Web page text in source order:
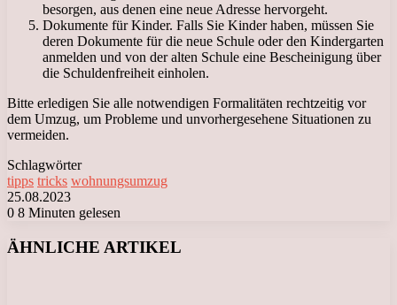
besorgen, aus denen eine neue Adresse hervorgeht.
Dokumente für Kinder. Falls Sie Kinder haben, müssen Sie
deren Dokumente für die neue Schule oder den Kindergarten
anmelden und von der alten Schule eine Bescheinigung über
die Schuldenfreiheit einholen.
Bitte erledigen Sie alle notwendigen Formalitäten rechtzeitig vor
dem Umzug, um Probleme und unvorhergesehene Situationen zu
vermeiden.
Schlagwörter
tipps tricks wohnungsumzug
25.08.2023
0 8 Minuten gelesen
ÄHNLICHE ARTIKEL